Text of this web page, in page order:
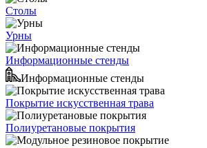
Столы
Урны
Информационные стенды
Информационные стенды
Покрытие искусственная трава
Полиуретановые покрытия